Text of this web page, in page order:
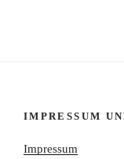
IMPRESSUM
Impressum